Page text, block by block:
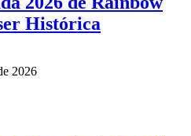
Histórica
2026